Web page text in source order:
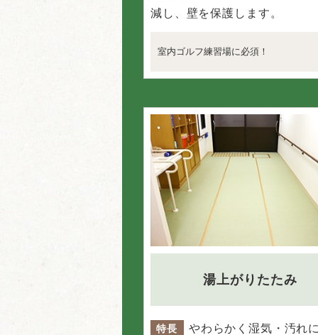
減し、壁を保護します。
室内ゴルフ練習場に必須！
湯上がりたたみ
特長
やわらかく湿気・汚れ